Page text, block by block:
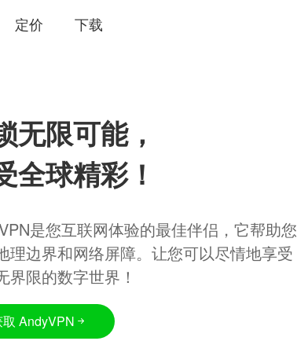
定价 下载
无限可能，
全球精彩！
是您互联网体验的最佳伴侣，它帮助您
理边界和网络屏障。让您可以尽情地享受
界限的数字世界！
取 AndyVPN